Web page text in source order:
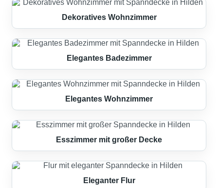
Dekoratives Wohnzimmer
Elegantes Badezimmer
Elegantes Wohnzimmer
Esszimmer mit großer Decke
Eleganter Flur